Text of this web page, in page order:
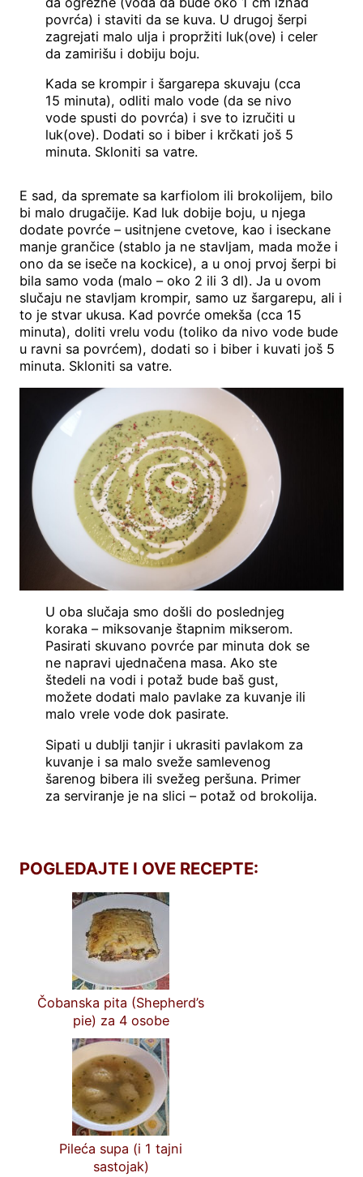
povrća) i staviti da se kuva. U drugoj šerpi
zagrejati malo ulja i propržiti luk(ove) i celer
da zamirišu i dobiju boju.
Kada se krompir i šargarepa skuvaju (cca
15 minuta), odliti malo vode (da se nivo
vode spusti do povrća) i sve to izručiti u
luk(ove). Dodati so i biber i krčkati još 5
minuta. Skloniti sa vatre.
E sad, da spremate sa karfiolom ili brokolijem, bilo
bi malo drugačije. Kad luk dobije boju, u njega
dodate povrće – usitnjene cvetove, kao i iseckane
manje grančice (stablo ja ne stavljam, mada može i
ono da se iseče na kockice), a u onoj prvoj šerpi bi
bila samo voda (malo – oko 2 ili 3 dl). Ja u ovom
slučaju ne stavljam krompir, samo uz šargarepu, ali i
to je stvar ukusa. Kad povrće omekša (cca 15
minuta), doliti vrelu vodu (toliko da nivo vode bude
u ravni sa povrćem), dodati so i biber i kuvati još 5
minuta. Skloniti sa vatre.
U oba slučaja smo došli do poslednjeg
koraka – miksovanje štapnim mikserom.
Pasirati skuvano povrće par minuta dok se
ne napravi ujednačena masa. Ako ste
štedeli na vodi i potaž bude baš gust,
možete dodati malo pavlake za kuvanje ili
malo vrele vode dok pasirate.
Sipati u dublji tanjir i ukrasiti pavlakom za
kuvanje i sa malo sveže samlevenog
šarenog bibera ili svežeg peršuna. Primer
za serviranje je na slici – potaž od brokolija.
POGLEDAJTE I OVE RECEPTE:
Čobanska pita (Shepherd’s
pie) za 4 osobe
Pileća supa (i 1 tajni
sastojak)